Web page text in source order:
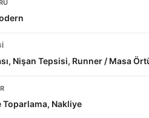
Nişan Tepsisi, Runner / Masa
Toparlama, Nakliye